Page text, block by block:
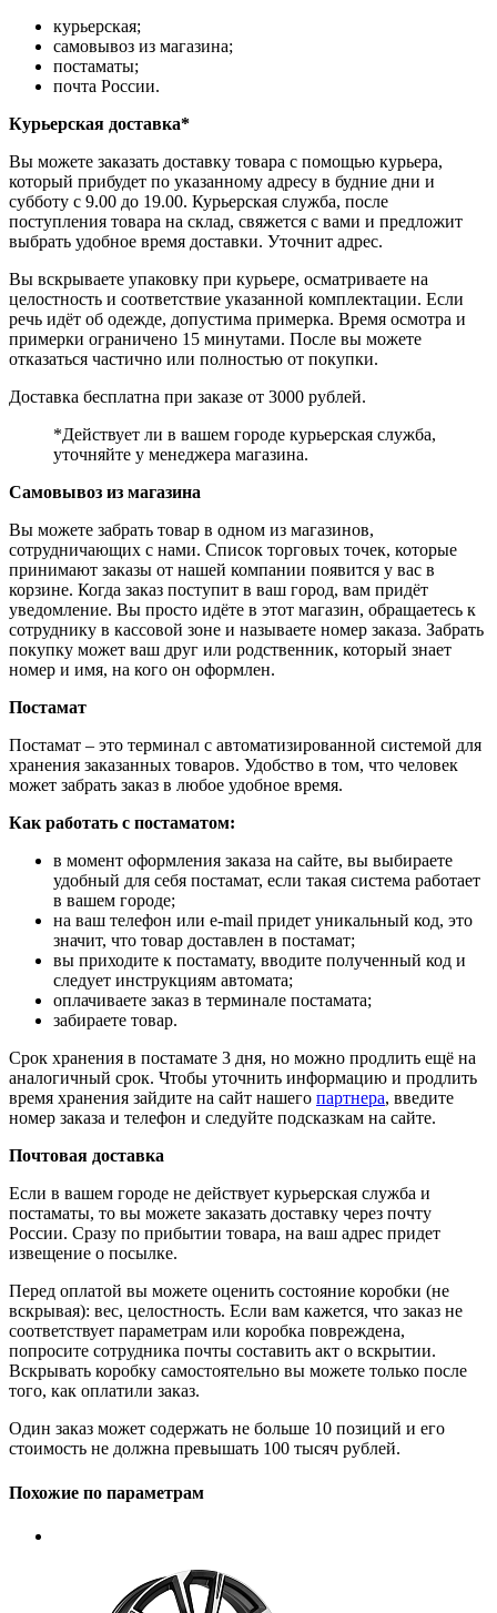
курьерская;
самовывоз из магазина;
постаматы;
почта России.
Курьерская доставка*
Вы можете заказать доставку товара с помощью курьера,
который прибудет по указанному адресу в будние дни и
субботу с 9.00 до 19.00. Курьерская служба, после
поступления товара на склад, свяжется с вами и предложит
выбрать удобное время доставки. Уточнит адрес.
Вы вскрываете упаковку при курьере, осматриваете на
целостность и соответствие указанной комплектации. Если
речь идёт об одежде, допустима примерка. Время осмотра и
примерки ограничено 15 минутами. После вы можете
отказаться частично или полностью от покупки.
Доставка бесплатна при заказе от 3000 рублей.
*Действует ли в вашем городе курьерская служба,
уточняйте у менеджера магазина.
Самовывоз из магазина
Вы можете забрать товар в одном из магазинов,
сотрудничающих с нами. Список торговых точек, которые
принимают заказы от нашей компании появится у вас в
корзине. Когда заказ поступит в ваш город, вам придёт
уведомление. Вы просто идёте в этот магазин, обращаетесь к
сотруднику в кассовой зоне и называете номер заказа. Забрать
покупку может ваш друг или родственник, который знает
номер и имя, на кого он оформлен.
Постамат
Постамат – это терминал с автоматизированной системой для
хранения заказанных товаров. Удобство в том, что человек
может забрать заказ в любое удобное время.
Как работать с постаматом:
в момент оформления заказа на сайте, вы выбираете
удобный для себя постамат, если такая система работает
в вашем городе;
на ваш телефон или e-mail придет уникальный код, это
значит, что товар доставлен в постамат;
вы приходите к постамату, вводите полученный код и
следует инструкциям автомата;
оплачиваете заказ в терминале постамата;
забираете товар.
Срок хранения в постамате 3 дня, но можно продлить ещё на
аналогичный срок. Чтобы уточнить информацию и продлить
время хранения зайдите на сайт нашего партнера, введите
номер заказа и телефон и следуйте подсказкам на сайте.
Почтовая доставка
Если в вашем городе не действует курьерская служба и
постаматы, то вы можете заказать доставку через почту
России. Сразу по прибытии товара, на ваш адрес придет
извещение о посылке.
Перед оплатой вы можете оценить состояние коробки (не
вскрывая): вес, целостность. Если вам кажется, что заказ не
соответствует параметрам или коробка повреждена,
попросите сотрудника почты составить акт о вскрытии.
Вскрывать коробку самостоятельно вы можете только после
того, как оплатили заказ.
Один заказ может содержать не больше 10 позиций и его
стоимость не должна превышать 100 тысяч рублей.
Похожие по параметрам